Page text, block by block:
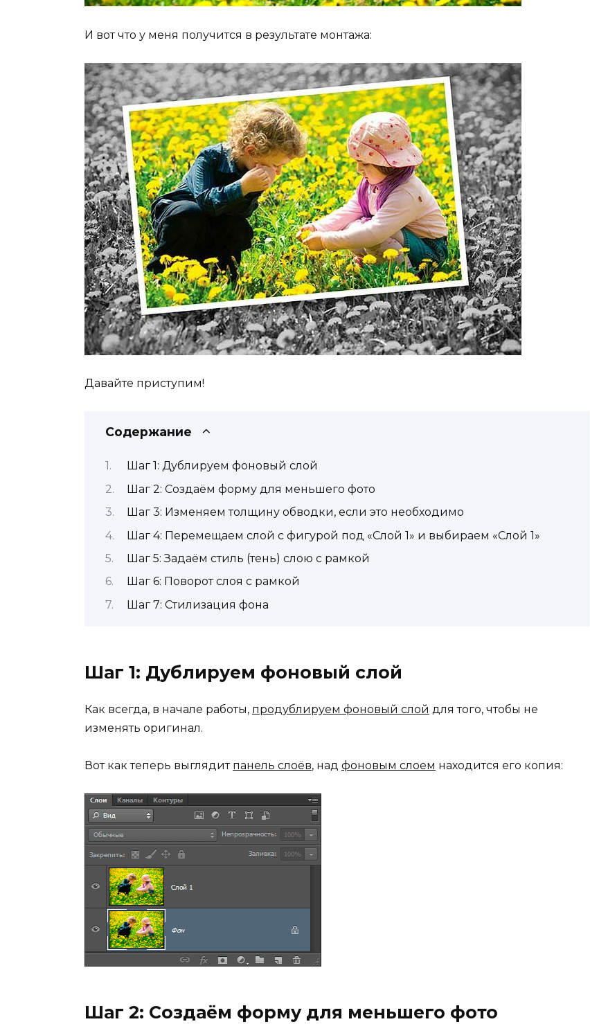
И вот что у меня получится в результате монтажа:
Давайте приступим!
Содержание
Шаг 1: Дублируем фоновый слой
Шаг 2: Создаём форму для меньшего фото
Шаг 3: Изменяем толщину обводки, если это необходимо
Шаг 4: Перемещаем слой с фигурой под «Слой 1» и выбираем «Слой 1»
Шаг 5: Задаём стиль (тень) слою с рамкой
Шаг 6: Поворот слоя с рамкой
Шаг 7: Стилизация фона
Шаг 1: Дублируем фоновый слой
Как всегда, в начале работы, продублируем фоновый слой для того, чтобы не
изменять оригинал.
Вот как теперь выглядит панель слоёв, над фоновым слоем находится его копия:
Шаг 2: Создаём форму для меньшего фото